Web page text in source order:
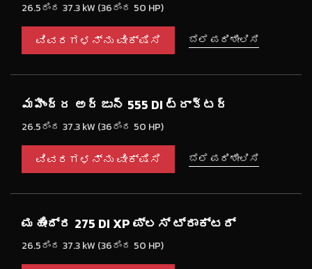
26.5ರಿಂದ 37.3 kW (36ರಿಂದ 50 HP)
ವಿವರಗಳನ್ನು ವೀಕ್ಷಿಸಿ ಬೆಲೆ ಪರಿಶೀಲಿಸಿ
మహీంద్ర అర్జున్ 555 DI ట్రాక్టర్
26.5ರಿಂದ 37.3 kW (36ರಿಂದ 50 HP)
ವಿವರಗಳನ್ನು ವೀಕ್ಷಿಸಿ ಬೆಲೆ ಪರಿಶೀಲಿಸಿ
ಮಹೀಂದ್ರ 275 DI XP ಪ್ಲಸ್ ಟ್ರಾಕ್ಟರ್
26.5ರಿಂದ 37.3 kW (36ರಿಂದ 50 HP)